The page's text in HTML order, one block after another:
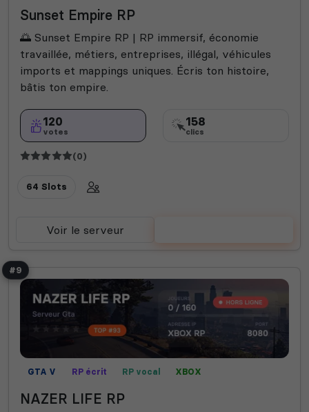
Sunset Empire RP
🌅 Sunset Empire RP | RP immersif, économie
travaillée, métiers, entreprises, illégal, véhicules
imports et mappings uniques. Écris ton histoire,
bâtis ton empire.
120
votes
158
clics
(0)
64 Slots
Voir le serveur
#9
GTA V RP écrit RP vocal XBOX
NAZER LIFE RP